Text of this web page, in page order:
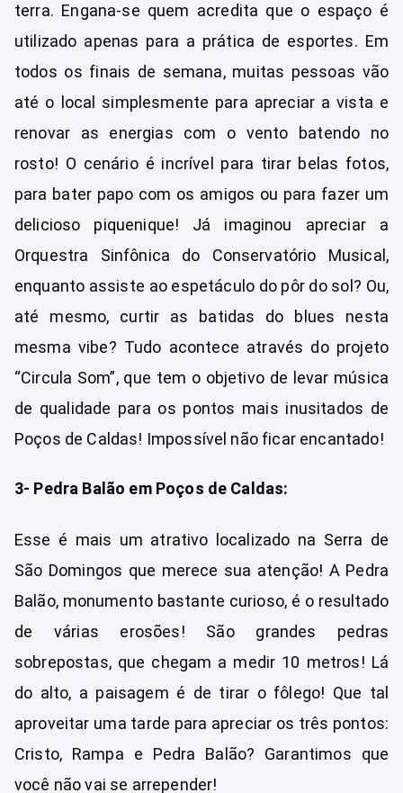
terra. Engana-se quem acredita que o espaço é
utilizado apenas para a prática de esportes. Em
todos os finais de semana, muitas pessoas vão
até o local simplesmente para apreciar a vista e
renovar as energias com o vento batendo no
rosto! O cenário é incrível para tirar belas fotos,
para bater papo com os amigos ou para fazer um
delicioso piquenique! Já imaginou apreciar a
Orquestra Sinfônica do Conservatório Musical,
enquanto assiste ao espetáculo do pôr do sol? Ou,
até mesmo, curtir as batidas do blues nesta
mesma vibe? Tudo acontece através do projeto
“Circula Som”, que tem o objetivo de levar música
de qualidade para os pontos mais inusitados de
Poços de Caldas! Impossível não ficar encantado!
3- Pedra Balão em Poços de Caldas:
Esse é mais um atrativo localizado na Serra de
São Domingos que merece sua atenção! A Pedra
Balão, monumento bastante curioso, é o resultado
de várias erosões! São grandes pedras
sobrepostas, que chegam a medir 10 metros! Lá
do alto, a paisagem é de tirar o fôlego! Que tal
aproveitar uma tarde para apreciar os três pontos:
Cristo, Rampa e Pedra Balão? Garantimos que
você não vai se arrepender!